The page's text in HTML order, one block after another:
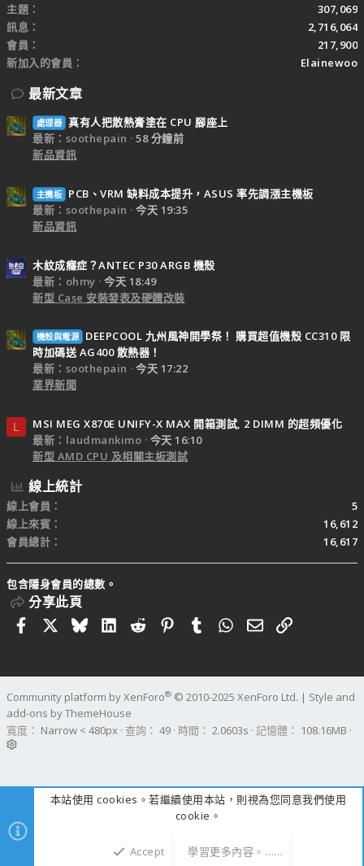
主題
307,069
訊息
2,716,064
會員
217,900
新加入的會員
Elainewoo
最新文章
處理器 真有人把散熱膏塗在 CPU 腳座上
最新：soothepain
58 分鐘前
新品資訊
主機板
PCB、VRM 缺料成本提升，ASUS 率先調漲主機板
最新：soothepain
今天 19:35
新品資訊
木紋成癮症？ANTEC P30 ARGB 機殼
最新：ohmy
今天 18:49
新型 Case 安裝發表及硬體改裝
機殼與電源
DEEPCOOL 九州風神開學祭！ 購買超值機殼 CC310 限
時加碼送 AG400 散熱器！
最新：soothepain
今天 17:22
業界新聞
L
MSI MEG X870E UNIFY-X MAX 開箱測試, 2 DIMM 的超頻優化
最新：laudmankimo
今天 16:10
新型 AMD CPU 及相關主板測試
線上統計
線上會員
5
線上來賓
16,612
會員總計
16,617
包含隱身會員的總數。
分享此頁
FacebookBlueskyLinkedIn
RedditPinterestTumblrWhatsApp
電子郵件
連結
Community platform by XenForo® © 2010-2025 XenForo Ltd. | Style and
add-ons by ThemeHouse
寬度
查詢 49 時間 2.0603s 記憶體 108.16MB
本站使用 cookies。若繼續使用本站，則視為您同意我們使用
cookie。
Accept 學習更多內容。……